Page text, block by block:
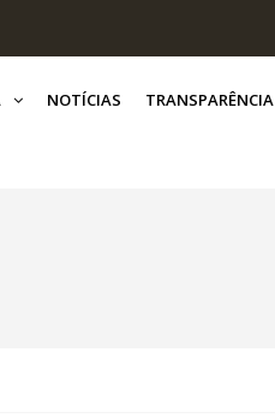
NOTÍCIAS TRANSPARÊNCIA